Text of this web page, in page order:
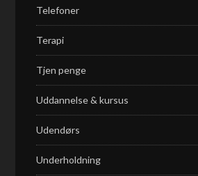
Telefoner
Terapi
Tjen penge
Uddannelse & kursus
Udendørs
Underholdning